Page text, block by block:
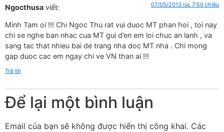
Ngocthusa viết: 07/05/2013 lúc 7:50 chiều
Minh Tam oi !!! Chi Ngoc Thu rat vui duoc MT phan hoi , toi nay
chi se nghe ban nhac cua MT gui d’en em loi chuc an lanh , va
sang tac that nhieu bai de trang nha doc MT nha . Chi mong
gap duoc cac em ngay chi ve VN than ai !!!
Trả lời
Để lại một bình luận
Email của bạn sẽ không được hiển thị công khai. Các